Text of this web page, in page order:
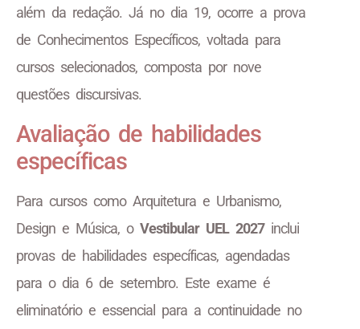
além da redação. Já no dia 19, ocorre a prova
de Conhecimentos Específicos, voltada para
cursos selecionados, composta por nove
questões discursivas.
Avaliação de habilidades
específicas
Para cursos como Arquitetura e Urbanismo,
Design e Música, o Vestibular UEL 2027inclui
provas de habilidades específicas, agendadas
para o dia 6 de setembro. Este exame é
eliminatório e essencial para a continuidade no